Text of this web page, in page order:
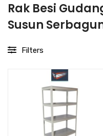
Rak Besi
Susun
Filters